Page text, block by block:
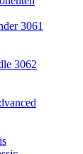
3061
3062